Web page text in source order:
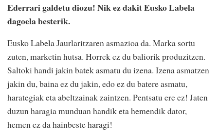
Ederrari galdetu diozu! Nik ez dakit Eusko Labela
dagoela besterik.
Eusko Labela Jaurlaritzaren asmazioa da. Marka sortu
zuten, marketin hutsa. Horrek ez du baliorik produzitzen.
Saltoki handi jakin batek asmatu du izena. Izena asmatzen
jakin du, baina ez du jakin, edo ez du batere asmatu,
harategiak eta abeltzainak zaintzen. Pentsatu ere ez! Jaten
duzun haragia munduan handik eta hemendik dator,
hemen ez da hainbeste haragi!